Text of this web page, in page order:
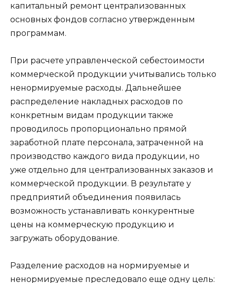
капитальный ремонт централизованных
основных фондов согласно утвержденным
программам.
При расчете управленческой себестоимости
коммерческой продукции учитывались только
ненормируемые расходы. Дальнейшее
распределение накладных расходов по
конкретным видам продукции также
проводилось пропорционально прямой
заработной плате персонала, затраченной на
производство каждого вида продукции, но
уже отдельно для централизованных заказов и
коммерческой продукции. В результате у
предприятий объединения появилась
возможность устанавливать конкурентные
цены на коммерческую продукцию и
загружать оборудование.
Разделение расходов на нормируемые и
ненормируемые преследовало еще одну цель: